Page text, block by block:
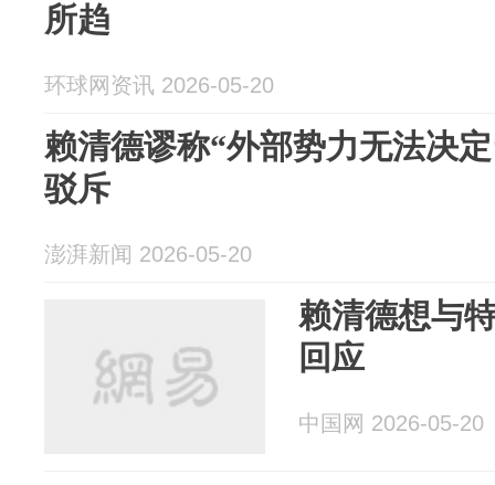
所趋
环球网资讯 2026-05-20
赖清德谬称“外部势力无法决
驳斥
澎湃新闻 2026-05-20
赖清德想与
回应
中国网 2026-05-20